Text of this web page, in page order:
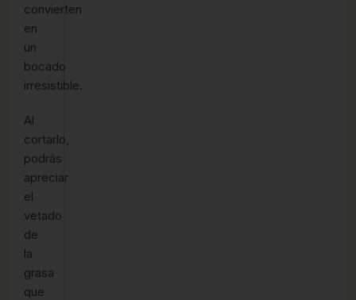
convierten
en
un
bocado
irresistible.
Al
cortarlo,
podrás
apreciar
el
vetado
de
la
grasa
que